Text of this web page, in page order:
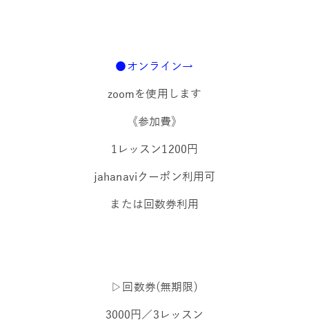
●オンライン→
zoomを使用します
《参加費》
1レッスン1200円
jahanaviクーポン利用可
または回数券利用
▷回数券(無期限)
3000円／3レッスン